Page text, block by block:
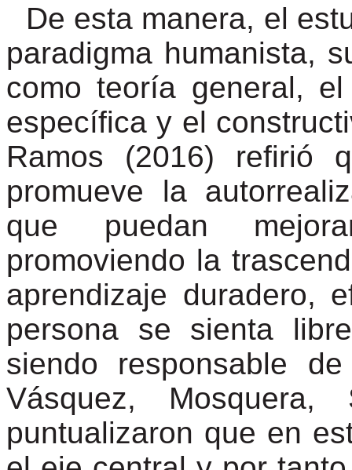
De esta manera, el
paradigma humanista,
como teoría general,
específica y el
Ramos (2016) refirió
promueve la
que puedan
promoviendo la
aprendizaje duradero,
persona se sienta
siendo responsable
Vásquez,
puntualizaron que en